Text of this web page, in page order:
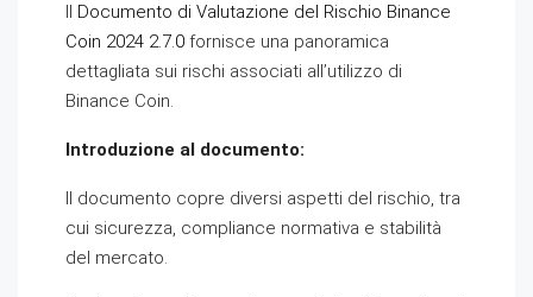
Il Documento di Valutazione del Rischio Binance
Coin 2024 2.7.0 fornisce una panoramica
dettagliata sui rischi associati all’utilizzo di
Binance Coin.
Introduzione al documento:
Il documento copre diversi aspetti del rischio, tra
cui sicurezza, compliance normativa e stabilità
del mercato.